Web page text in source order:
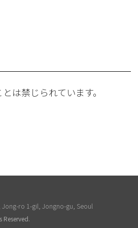
は禁じられています。
ro 1-gil, Jongno-gu, Seoul
Reserved.